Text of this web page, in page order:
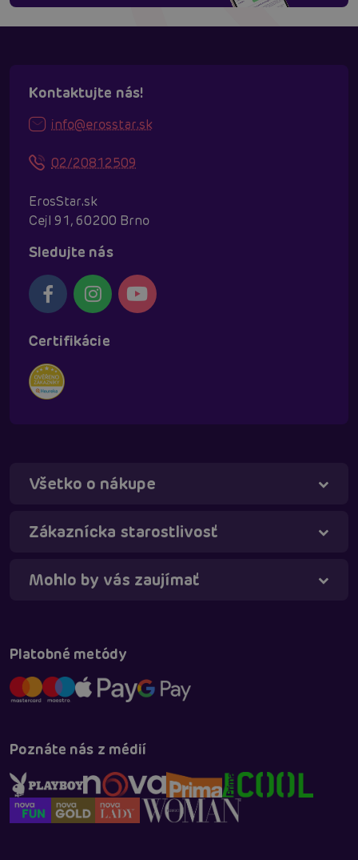
Kontaktujte nás!
info@erosstar.sk
02/20812509
ErosStar.sk
Cejl 91, 60200 Brno
Sledujte nás
Certifikácie
Všetko o nákupe
Zákaznícka starostlivosť
Mohlo by vás zaujímať
Platobné metódy
Poznáte nás z médií